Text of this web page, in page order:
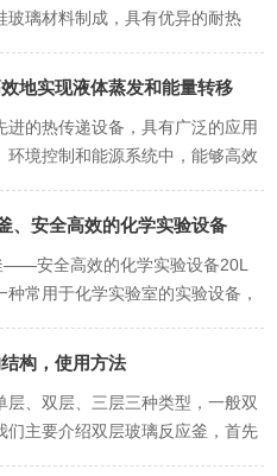
玻璃材料制成，具有优异的耐热
普遍玻璃相比，无毒副作用，其机
非常低的热膨胀系数，只有普通玻
地实现液体蒸发和能量转移
进的热传递设备，具有广泛的应用
环境控制和能源系统中，能够高效
成薄层，并借助旋转运动使其与加
。由于旋转运动可以延长液体与
、安全高效的化学实验设备
——安全高效的化学实验设备20L
常用于化学实验室的实验设备，
有良好的隔热性能和化学稳定
进行各种化学实验和反应过程。采
制造，具有优异的耐热性和化学稳
构，使用方法
层、双层、三层三种类型，一般双
们主要介绍双层玻璃反应釜，首先